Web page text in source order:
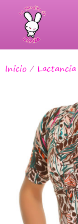
Inicio /